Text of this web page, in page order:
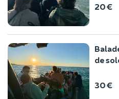
20 €
de
30 €